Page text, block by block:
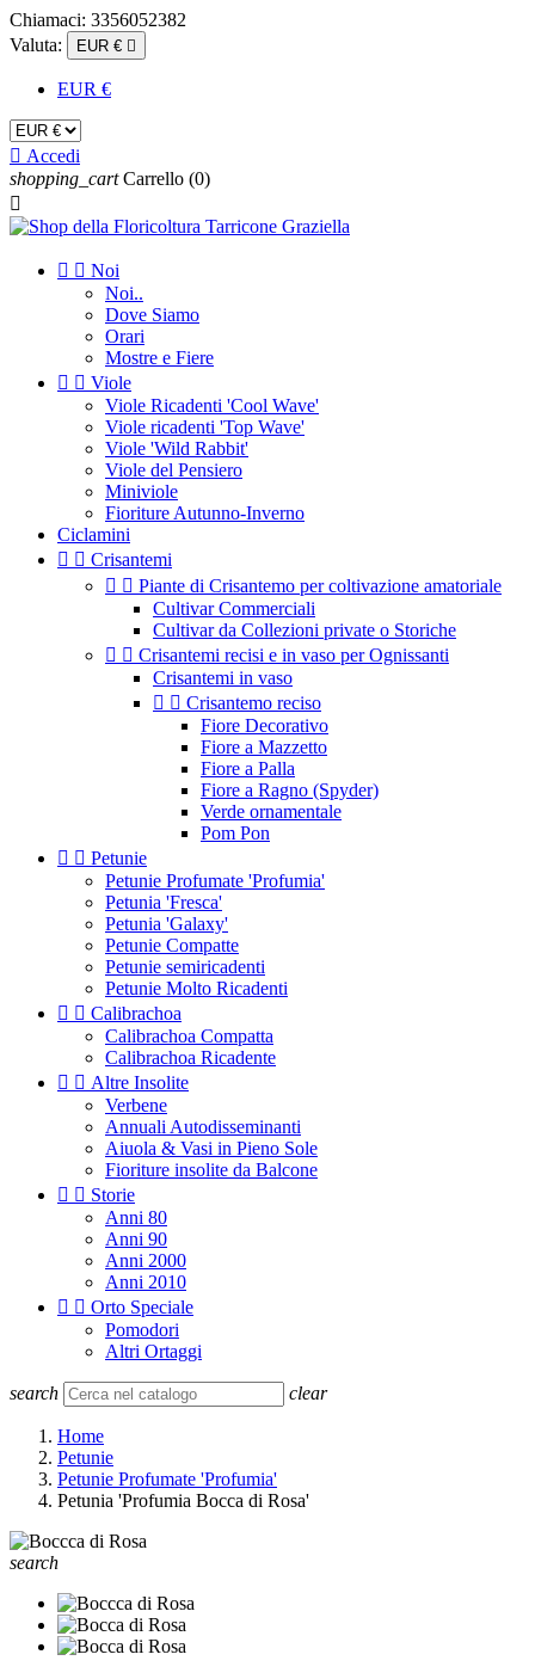
Chiamaci: 3356052382
Valuta:
EUR € 
EUR €
 Accedi
shopping_cart Carrello (0)

  Noi
Noi..
Dove Siamo
Orari
Mostre e Fiere
  Viole
Viole Ricadenti 'Cool Wave'
Viole ricadenti 'Top Wave'
Viole 'Wild Rabbit'
Viole del Pensiero
Miniviole
Fioriture Autunno-Inverno
Ciclamini
  Crisantemi
  Piante di Crisantemo per coltivazione amatoriale
Cultivar Commerciali
Cultivar da Collezioni private o Storiche
  Crisantemi recisi e in vaso per Ognissanti
Crisantemi in vaso
  Crisantemo reciso
Fiore Decorativo
Fiore a Mazzetto
Fiore a Palla
Fiore a Ragno (Spyder)
Verde ornamentale
Pom Pon
  Petunie
Petunie Profumate 'Profumia'
Petunia 'Fresca'
Petunia 'Galaxy'
Petunie Compatte
Petunie semiricadenti
Petunie Molto Ricadenti
  Calibrachoa
Calibrachoa Compatta
Calibrachoa Ricadente
  Altre Insolite
Verbene
Annuali Autodisseminanti
Aiuola & Vasi in Pieno Sole
Fioriture insolite da Balcone
  Storie
Anni 80
Anni 90
Anni 2000
Anni 2010
  Orto Speciale
Pomodori
Altri Ortaggi
search clear
Home
Petunie
Petunie Profumate 'Profumia'
Petunia 'Profumia Bocca di Rosa'
search